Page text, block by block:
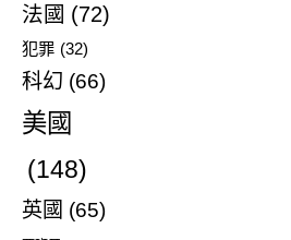
法國 (72)
犯罪 (32)
科幻 (66)
美國
(148)
英國 (65)